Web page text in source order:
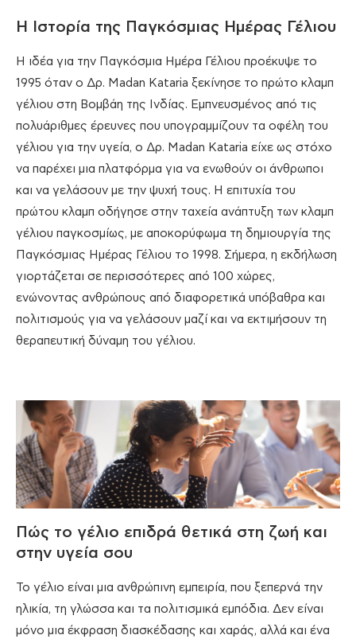
Η Ιστορία της Παγκόσμιας Ημέρας Γέλιου
Η ιδέα για την Παγκόσμια Ημέρα Γέλιου προέκυψε το
1995 όταν ο Δρ. Madan Kataria ξεκίνησε το πρώτο κλαμπ
γέλιου στη Βομβάη της Ινδίας. Εμπνευσμένος από τις
πολυάριθμες έρευνες που υπογραμμίζουν τα οφέλη του
γέλιου για την υγεία, ο Δρ. Madan Kataria είχε ως στόχο
να παρέχει μια πλατφόρμα για να ενωθούν οι άνθρωποι
και να γελάσουν με την ψυχή τους. Η επιτυχία του
πρώτου κλαμπ οδήγησε στην ταχεία ανάπτυξη των κλαμπ
γέλιου παγκοσμίως, με αποκορύφωμα τη δημιουργία της
Παγκόσμιας Ημέρας Γέλιου το 1998. Σήμερα, η εκδήλωση
γιορτάζεται σε περισσότερες από 100 χώρες,
ενώνοντας ανθρώπους από διαφορετικά υπόβαθρα και
πολιτισμούς για να γελάσουν μαζί και να εκτιμήσουν τη
θεραπευτική δύναμη του γέλιου.
Πώς το γέλιο επιδρά θετικά στη ζωή και
στην υγεία σου
Το γέλιο είναι μια ανθρώπινη εμπειρία, που ξεπερνά την
ηλικία, τη γλώσσα και τα πολιτισμικά εμπόδια. Δεν είναι
μόνο μια έκφραση διασκέδασης και χαράς, αλλά και ένα